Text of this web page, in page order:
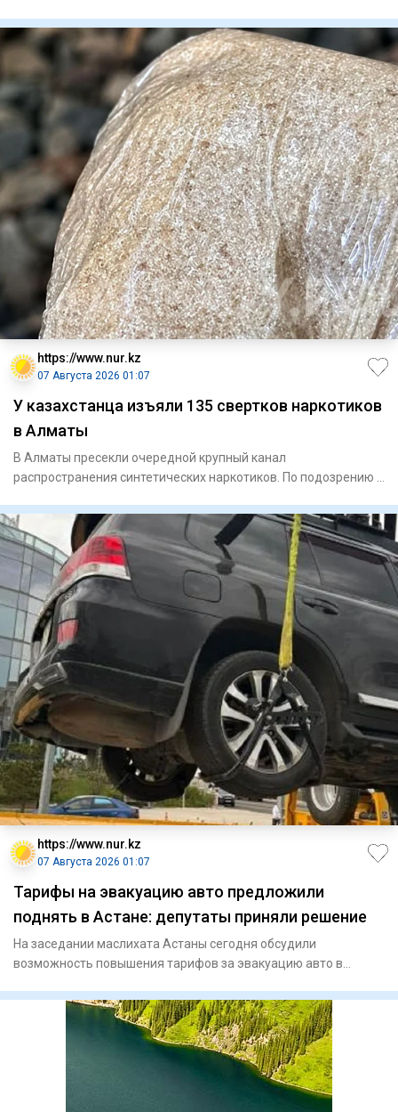
https://www.nur.kz
07 Августа 2026 01:07
У казахстанца изъяли 135 свертков наркотиков
в Алматы
В Алматы пресекли очередной крупный канал
распространения синтетических наркотиков. По подозрению в
https://www.nur.kz
07 Августа 2026 01:07
Тарифы на эвакуацию авто предложили
поднять в Астане: депутаты приняли решение
На заседании маслихата Астаны сегодня обсудили
возможность повышения тарифов за эвакуацию авто в